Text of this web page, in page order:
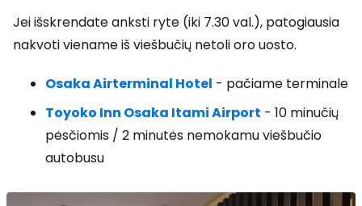
Jei išskrendate anksti ryte (iki 7.30 val.), patogiausia
nakvoti viename iš viešbučių netoli oro uosto.
Osaka Airterminal Hotel - pačiame terminale
Toyoko Inn Osaka Itami Airport - 10 minučių
pėsčiomis / 2 minutės nemokamu viešbučio
autobusu